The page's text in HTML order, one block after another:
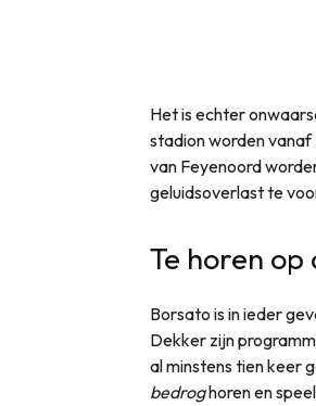
Het is echter
stadion worden
van Feyenoord
geluidsoverlast te
Te horen op
Borsato is in ieder
Dekker zijn
al minstens tien keer
bedroghoren en